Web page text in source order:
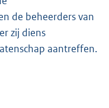
de beheerders van
zij diens
aantreffen.